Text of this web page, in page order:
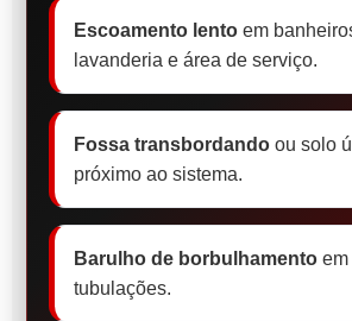
Escoamento lento em
lavanderia e área de serviço.
Fossa transbordando ou solo
próximo ao sistema.
Barulho de borbulhamento em
tubulações.